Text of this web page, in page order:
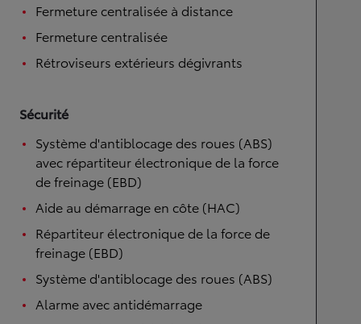
Fermeture centralisée à distance
Fermeture centralisée
Rétroviseurs extérieurs dégivrants
Sécurité
Système d'antiblocage des roues (ABS)
avec répartiteur électronique de la force
de freinage (EBD)
Aide au démarrage en côte (HAC)
Répartiteur électronique de la force de
freinage (EBD)
Système d'antiblocage des roues (ABS)
Alarme avec antidémarrage